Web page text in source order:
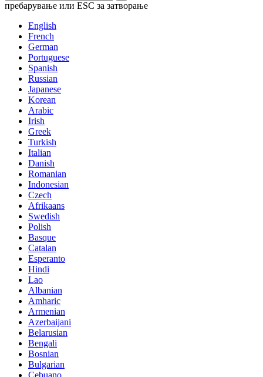
пребарување или ESC за затворање
English
French
German
Portuguese
Spanish
Russian
Japanese
Korean
Arabic
Irish
Greek
Turkish
Italian
Danish
Romanian
Indonesian
Czech
Afrikaans
Swedish
Polish
Basque
Catalan
Esperanto
Hindi
Lao
Albanian
Amharic
Armenian
Azerbaijani
Belarusian
Bengali
Bosnian
Bulgarian